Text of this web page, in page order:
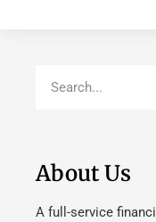
About Us
A full-service